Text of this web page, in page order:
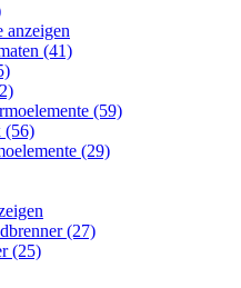
anzeigen
(41)
(59)
(56)
(29)
(27)
(25)